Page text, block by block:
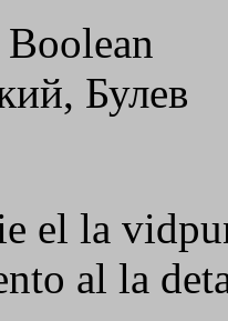
Булев
el la
al la